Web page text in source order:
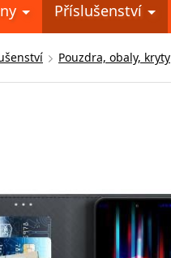
Příslušenství
Pouzdra, obaly, kryty